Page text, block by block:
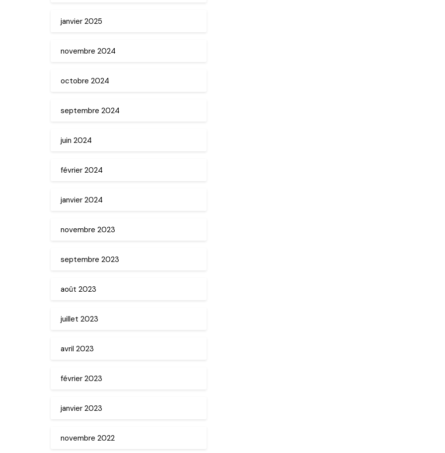
janvier 2025
novembre 2024
octobre 2024
septembre 2024
juin 2024
février 2024
janvier 2024
novembre 2023
septembre 2023
août 2023
juillet 2023
avril 2023
février 2023
janvier 2023
novembre 2022